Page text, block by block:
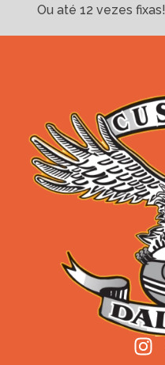
Ou até 12 vezes fixas!